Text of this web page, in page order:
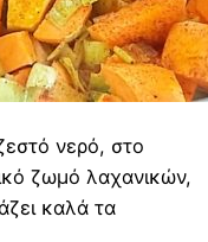
νερό, στο
ζωμό λαχανικών,
καλά τα